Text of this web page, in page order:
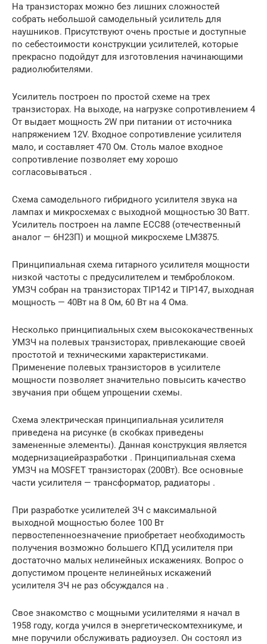
На транзисторах можно без лишних сложностей
собрать небольшой самодельный усилитель для
наушников. Присутствуют очень простые и доступные
по себестоимости конструкции усилителей, которые
прекрасно подойдут для изготовления начинающими
радиолюбителями.
Усилитель построен по простой схеме на трех
транзисторах. На выходе, на нагрузке сопротивлением 4
От выдает мощность 2W при питании от источника
напряжением 12V. Входное сопротивление усилителя
мало, и составляет 470 Ом. Столь малое входное
сопротивление позволяет ему хорошо
согласовываться .
Схема самодельного гибридного усилителя звука на
лампах и микросхемах с выходной мощностью 30 Ватт.
Усилитель построен на лампе ECC88 (отечественный
аналог — 6Н23П) и мощной микросхеме LM3875.
Принципиальная схема гитарного усилителя мощности
низкой частоты с предусилителем и темброблоком.
УМЗЧ собран на транзисторах TIP142 и TIP147, выходная
мощность — 40Вт на 8 Ом, 60 Вт на 4 Ома.
Несколько принципиальных схем высококачественных
УМЗЧ на полевых транзисторах, привлекающие своей
простотой и техническими характеристиками.
Применение полевых транзисторов в усилителе
мощности позволяет значительно повысить качество
звучания при общем упрощении схемы.
Схема электрическая принципиальная усилителя
приведена на рисунке (в скобках приведены
замененные элементы). Данная конструкция является
модернизациейразработки . Принципиальная схема
УМЗЧ на MOSFET транзисторах (200Вт). Все основные
части усилителя — трансформатор, радиаторы .
При разработке усилителей ЗЧ с максимальной
выходной мощностью более 100 Вт
первостепенноезначение приобретает необходимость
получения возможно большего КПД усилителя при
достаточно малых нелинейных искажениях. Вопрос о
допустимом проценте нелинейных искажений
усилителя ЗЧ не раз обсуждался на .
Свое знакомство с мощными усилителями я начал в
1958 году, когда учился в энергетическомтехникуме, и
мне поручили обслуживать радиоузел. Он состоял из